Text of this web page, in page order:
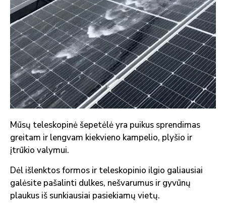
Mūsų teleskopinė šepetėlė yra puikus sprendimas
greitam ir lengvam kiekvieno kampelio, plyšio ir
įtrūkio valymui.
Dėl išlenktos formos ir teleskopinio ilgio galiausiai
galėsite pašalinti dulkes, nešvarumus ir gyvūnų
plaukus iš sunkiausiai pasiekiamų vietų.